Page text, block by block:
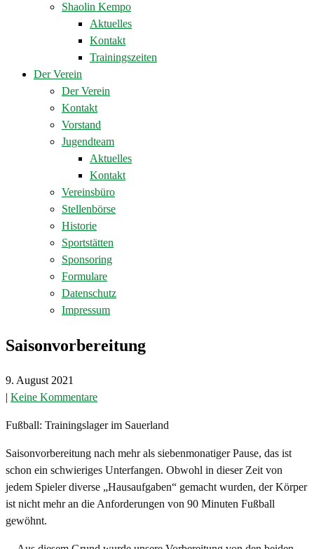
Shaolin Kempo
Aktuelles
Kontakt
Trainingszeiten
Der Verein
Der Verein
Kontakt
Vorstand
Jugendteam
Aktuelles
Kontakt
Vereinsbüro
Stellenbörse
Historie
Sportstätten
Sponsoring
Formulare
Datenschutz
Impressum
Saisonvorbereitung
9. August 2021
| Keine Kommentare
Fußball: Trainingslager im Sauerland
Saisonvorbereitung nach mehr als siebenmonatiger Pause, das ist
schon ein schwieriges Unterfangen. Obwohl in dieser Zeit von
jedem Spieler diverse „Hausaufgaben“ gemacht wurden, der Körper
ist nicht mehr an die Anforderungen von 90 Minuten Fußball
gewöhnt.